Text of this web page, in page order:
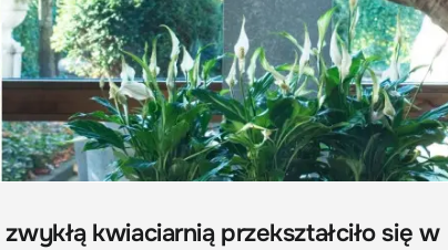
kwiaciarnią przekształciło się w